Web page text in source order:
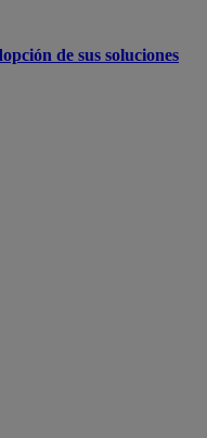
de sus soluciones